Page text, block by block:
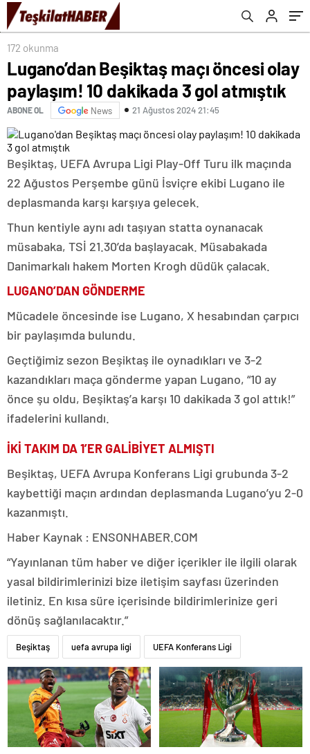
172 okunma
Lugano’dan Beşiktaş maçı öncesi olay
paylaşım! 10 dakikada 3 gol atmıştık
ABONE OL News 21 Ağustos 2024 21:45
Beşiktaş, UEFA Avrupa Ligi Play-Off Turu ilk maçında
22 Ağustos Perşembe günü İsviçre ekibi Lugano ile
deplasmanda karşı karşıya gelecek.
Thun kentiyle aynı adı taşıyan statta oynanacak
müsabaka, TSİ 21.30’da başlayacak. Müsabakada
Danimarkalı hakem Morten Krogh düdük çalacak.
LUGANO’DAN GÖNDERME
Mücadele öncesinde ise Lugano, X hesabından çarpıcı
bir paylaşımda bulundu.
Geçtiğimiz sezon Beşiktaş ile oynadıkları ve 3-2
kazandıkları maça gönderme yapan Lugano, “10 ay
önce şu oldu, Beşiktaş’a karşı 10 dakikada 3 gol attık!”
ifadelerini kullandı.
İKİ TAKIM DA 1’ER GALİBİYET ALMIŞTI
Beşiktaş, UEFA Avrupa Konferans Ligi grubunda 3-2
kaybettiği maçın ardından deplasmanda Lugano’yu 2-0
kazanmıştı.
Haber Kaynak : ENSONHABER.COM
“Yayınlanan tüm haber ve diğer içerikler ile ilgili olarak
yasal bildirimlerinizi bize iletişim sayfası üzerinden
iletiniz. En kısa süre içerisinde bildirimlerinize geri
dönüş sağlanılacaktır.”
Beşiktaş uefa avrupa ligi UEFA Konferans Ligi